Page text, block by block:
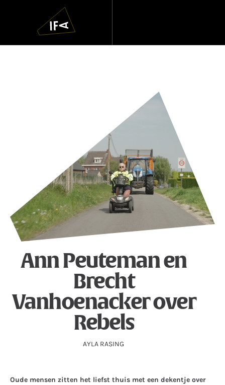
Navigatie
overslaan
Ann Peuteman en
Brecht
Vanhoenacker over
Rebels
AYLA RASING
Oude mensen zitten het liefst thuis met een dekentje over